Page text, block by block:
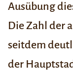
Ausübung
Die Zahl der
seitdem
der